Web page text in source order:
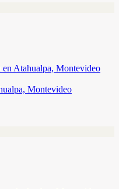
Montevideo